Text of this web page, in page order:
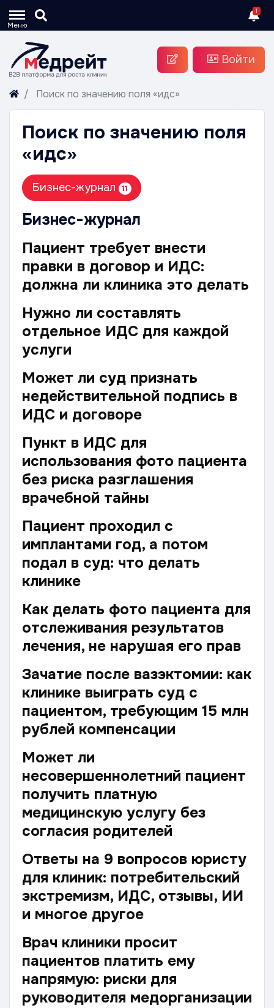
Меню
1
Войти
Поиск по значению поля «идс»
Поиск по значению поля
«идс»
Бизнес-журнал 11
Бизнес-журнал
Пациент требует внести
правки в договор и ИДС:
должна ли клиника это делать
Нужно ли составлять
отдельное ИДС для каждой
услуги
Может ли суд признать
недействительной подпись в
ИДС и договоре
Пункт в ИДС для
использования фото пациента
без риска разглашения
врачебной тайны
Пациент проходил с
имплантами год, а потом
подал в суд: что делать
клинике
Как делать фото пациента для
отслеживания результатов
лечения, не нарушая его прав
Зачатие после вазэктомии: как
клинике выиграть суд с
пациентом, требующим 15 млн
рублей компенсации
Может ли
несовершеннолетний пациент
получить платную
медицинскую услугу без
согласия родителей
Ответы на 9 вопросов юристу
для клиник: потребительский
экстремизм, ИДС, отзывы, ИИ
и многое другое
Врач клиники просит
пациентов платить ему
напрямую: риски для
руководителя медорганизации